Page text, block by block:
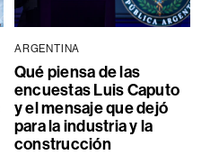
ARGENTINA
Qué piensa de las
encuestas Luis Caputo
y el mensaje que dejó
para la industria y la
construcción